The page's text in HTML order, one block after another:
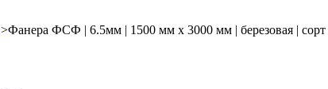
>Фанера ФСФ | 6.5мм | 1500 мм х 3000 мм | березовая |